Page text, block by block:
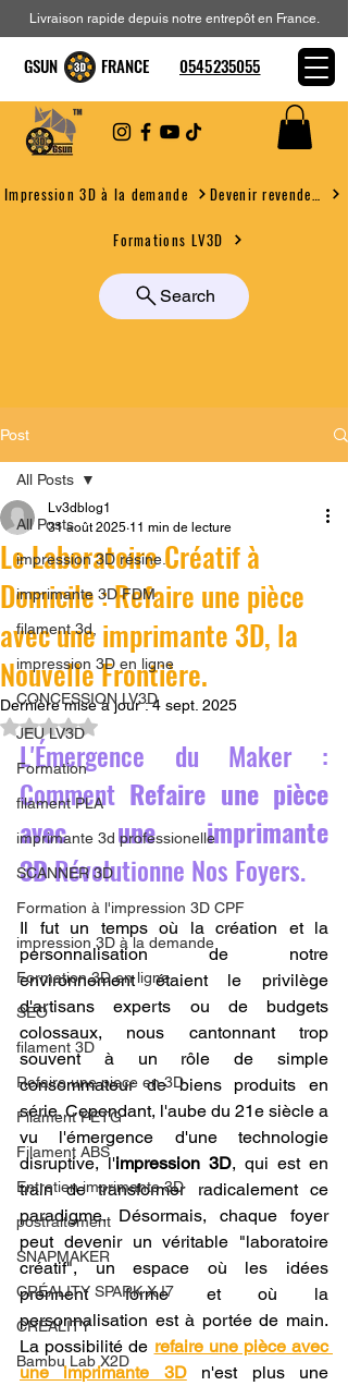
Impression 3D à la demande
Formations LV3D
Search
Livraison rapide depuis notre entrepôt en France.
GSUN FRANCE 0545235055
Post
All Posts
impression 3D résine.
imprimante 3D FDM
filament 3d,
impression 3D en ligne
CONCESSION LV3D
JEU LV3D
Formation
filament PLA
imprimante 3d professionelle
SCANNER 3D
Formation à l'impression 3D CPF
impression 3D à la demande
Formation 3D en ligne.
SEO
filament 3D
Refaire une piece en 3D
Filament PETG
Filament ABS
Entretien imprimante 3D
postraitement
SNAPMAKER
CRÉALITY SPARK X I7
CREALITY
Bambu Lab X2D
All Posts
Le Laboratoire Créatif à
Domicile : Refaire une pièce
avec une imprimante 3D, la
Nouvelle Frontière.
Lv3dblog1
31 août 2025 11 min de lecture
Dernière mise à jour :4 sept. 2025
Noté NaN étoiles sur 5.
L'Émergence du Maker :
Comment Refaire une pièce
avec une imprimante
3D Révolutionne Nos Foyers.
Il fut un temps où la création et la
personnalisation de notre
environnement étaient le privilège
d'artisans experts ou de budgets
colossaux, nous cantonnant trop
souvent à un rôle de simple
consommateur de biens produits en
série. Cependant, l'aube du 21e siècle a
vu l'émergence d'une technologie
disruptive, l'impression 3D, qui est en
train de transformer radicalement ce
paradigme. Désormais, chaque foyer
peut devenir un véritable "laboratoire
créatif", un espace où les idées
prennent forme et où la
personnalisation est à portée de main.
La possibilité de refaire une pièce avec
une imprimante 3D n'est plus une